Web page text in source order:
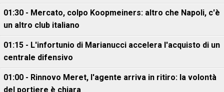
01:30 - Mercato, colpo Koopmeiners: altro che Napoli, c'è
un altro club italiano
01:15 - L'infortunio di Marianucci accelera l'acquisto di un
centrale difensivo
01:00 - Rinnovo Meret, l'agente arriva in ritiro: la volontà
del portiere è chiara